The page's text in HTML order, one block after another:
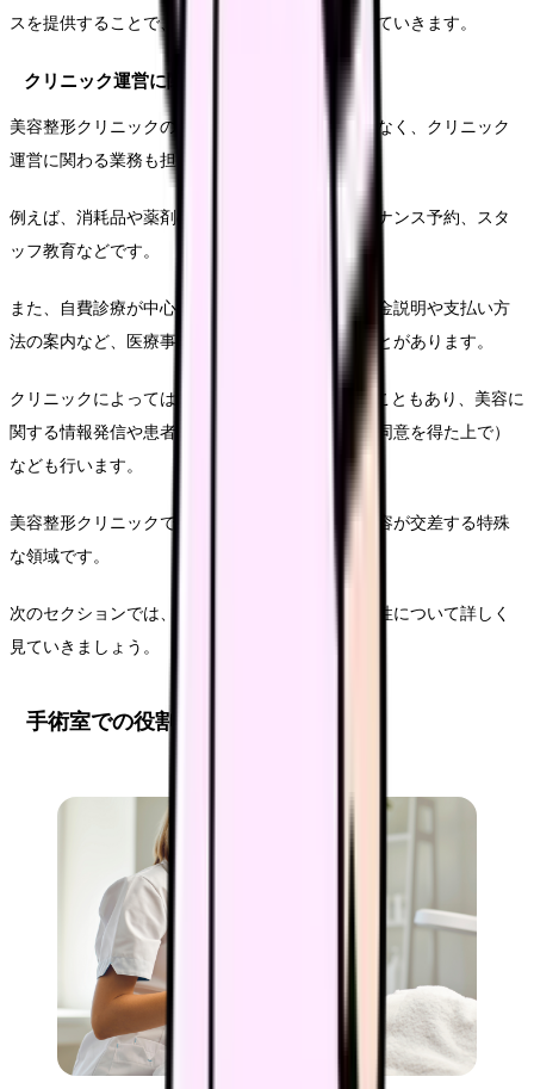
スを提供することで、満足度の高い結果につなげていきます。
クリニック運営に関する業務
美容整形クリニックの看護師は、医療行為だけでなく、クリニック
運営に関わる業務も担当することがあります。
例えば、消耗品や薬剤の在庫管理、機器のメンテナンス予約、スタ
ッフ教育などです。
また、自費診療が中心の美容クリニックでは、料金説明や支払い方
法の案内など、医療事務的な知識も求められることがあります。
クリニックによっては、SNSや広報活動に携わることもあり、美容に
関する情報発信や患者さんの事例紹介（もちろん同意を得た上で）
なども行います。
美容整形クリニックでの看護師業務は、医療と美容が交差する特殊
な領域です。
次のセクションでは、特に手術室での役割と専門性について詳しく
見ていきましょう。
手術室での役割と専門性